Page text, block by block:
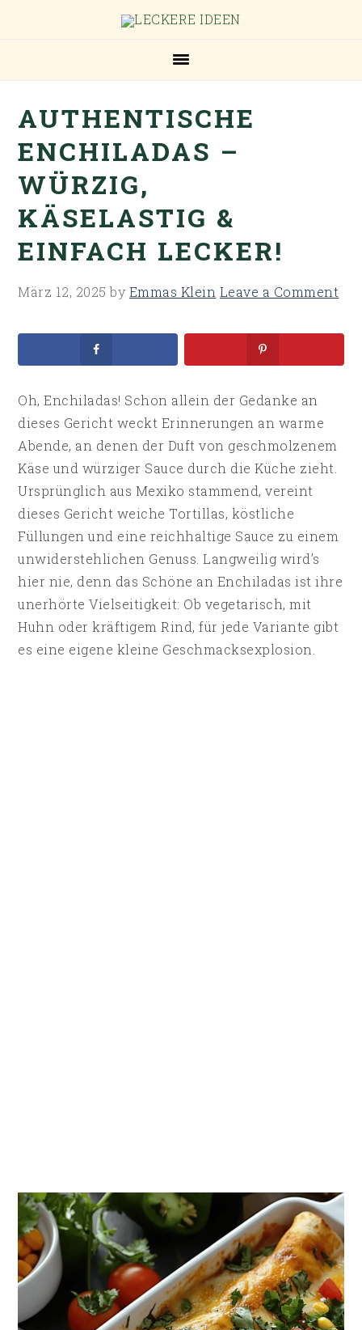
navigation
content
sidebar
AUTHENTISCHE
ENCHILADAS –
WÜRZIG,
KÄSELASTIG &
EINFACH LECKER!
März 12, 2025 by Emmas Klein Leave a Comment
Oh, Enchiladas! Schon allein der Gedanke an
dieses Gericht weckt Erinnerungen an warme
Abende, an denen der Duft von geschmolzenem
Käse und würziger Sauce durch die Küche zieht.
Ursprünglich aus Mexiko stammend, vereint
dieses Gericht weiche Tortillas, köstliche
Füllungen und eine reichhaltige Sauce zu einem
unwiderstehlichen Genuss. Langweilig wird’s
hier nie, denn das Schöne an Enchiladas ist ihre
unerhörte Vielseitigkeit: Ob vegetarisch, mit
Huhn oder kräftigem Rind, für jede Variante gibt
es eine eigene kleine Geschmacksexplosion.